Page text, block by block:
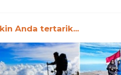
Anda tertarik...